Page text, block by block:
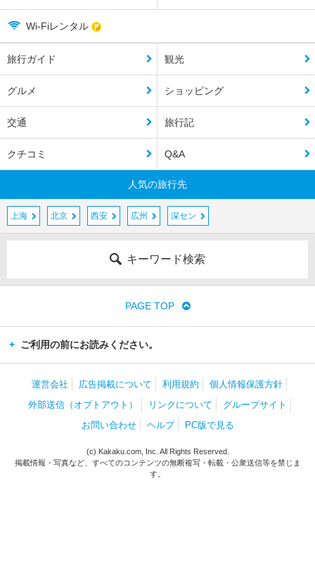
Wi-Fiレンタル
旅行ガイド 観光
グルメ ショッピング
交通 旅行記
クチコミ Q&A
人気の旅行先
上海 北京 西安 広州 深セン
キーワード検索
PAGE TOP
ご利用の前にお読みください。
運営会社 広告掲載について 利用規約
個人情報保護方針
外部送信（オプトアウト）
リンクについて
グループサイト
お問い合わせ
ヘルプ PC版で見る
(c) Kakaku.com, Inc. All Rights Reserved.
掲載情報・写真など、すべてのコンテンツの無断複写・転載・公衆送信等を禁じま
す。